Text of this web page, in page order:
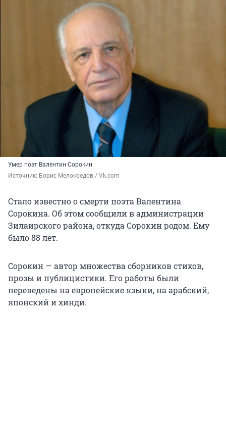
Умер поэт Валентин Сорокин
Источник: Борис Мелокоедов / Vk.com
Стало известно о смерти поэта Валентина
Сорокина. Об этом сообщили в администрации
Зилаирского района, откуда Сорокин родом. Ему
было 88 лет.
Сорокин — автор множества сборников стихов,
прозы и публицистики. Его работы были
переведены на европейские языки, на арабский,
японский и хинди.